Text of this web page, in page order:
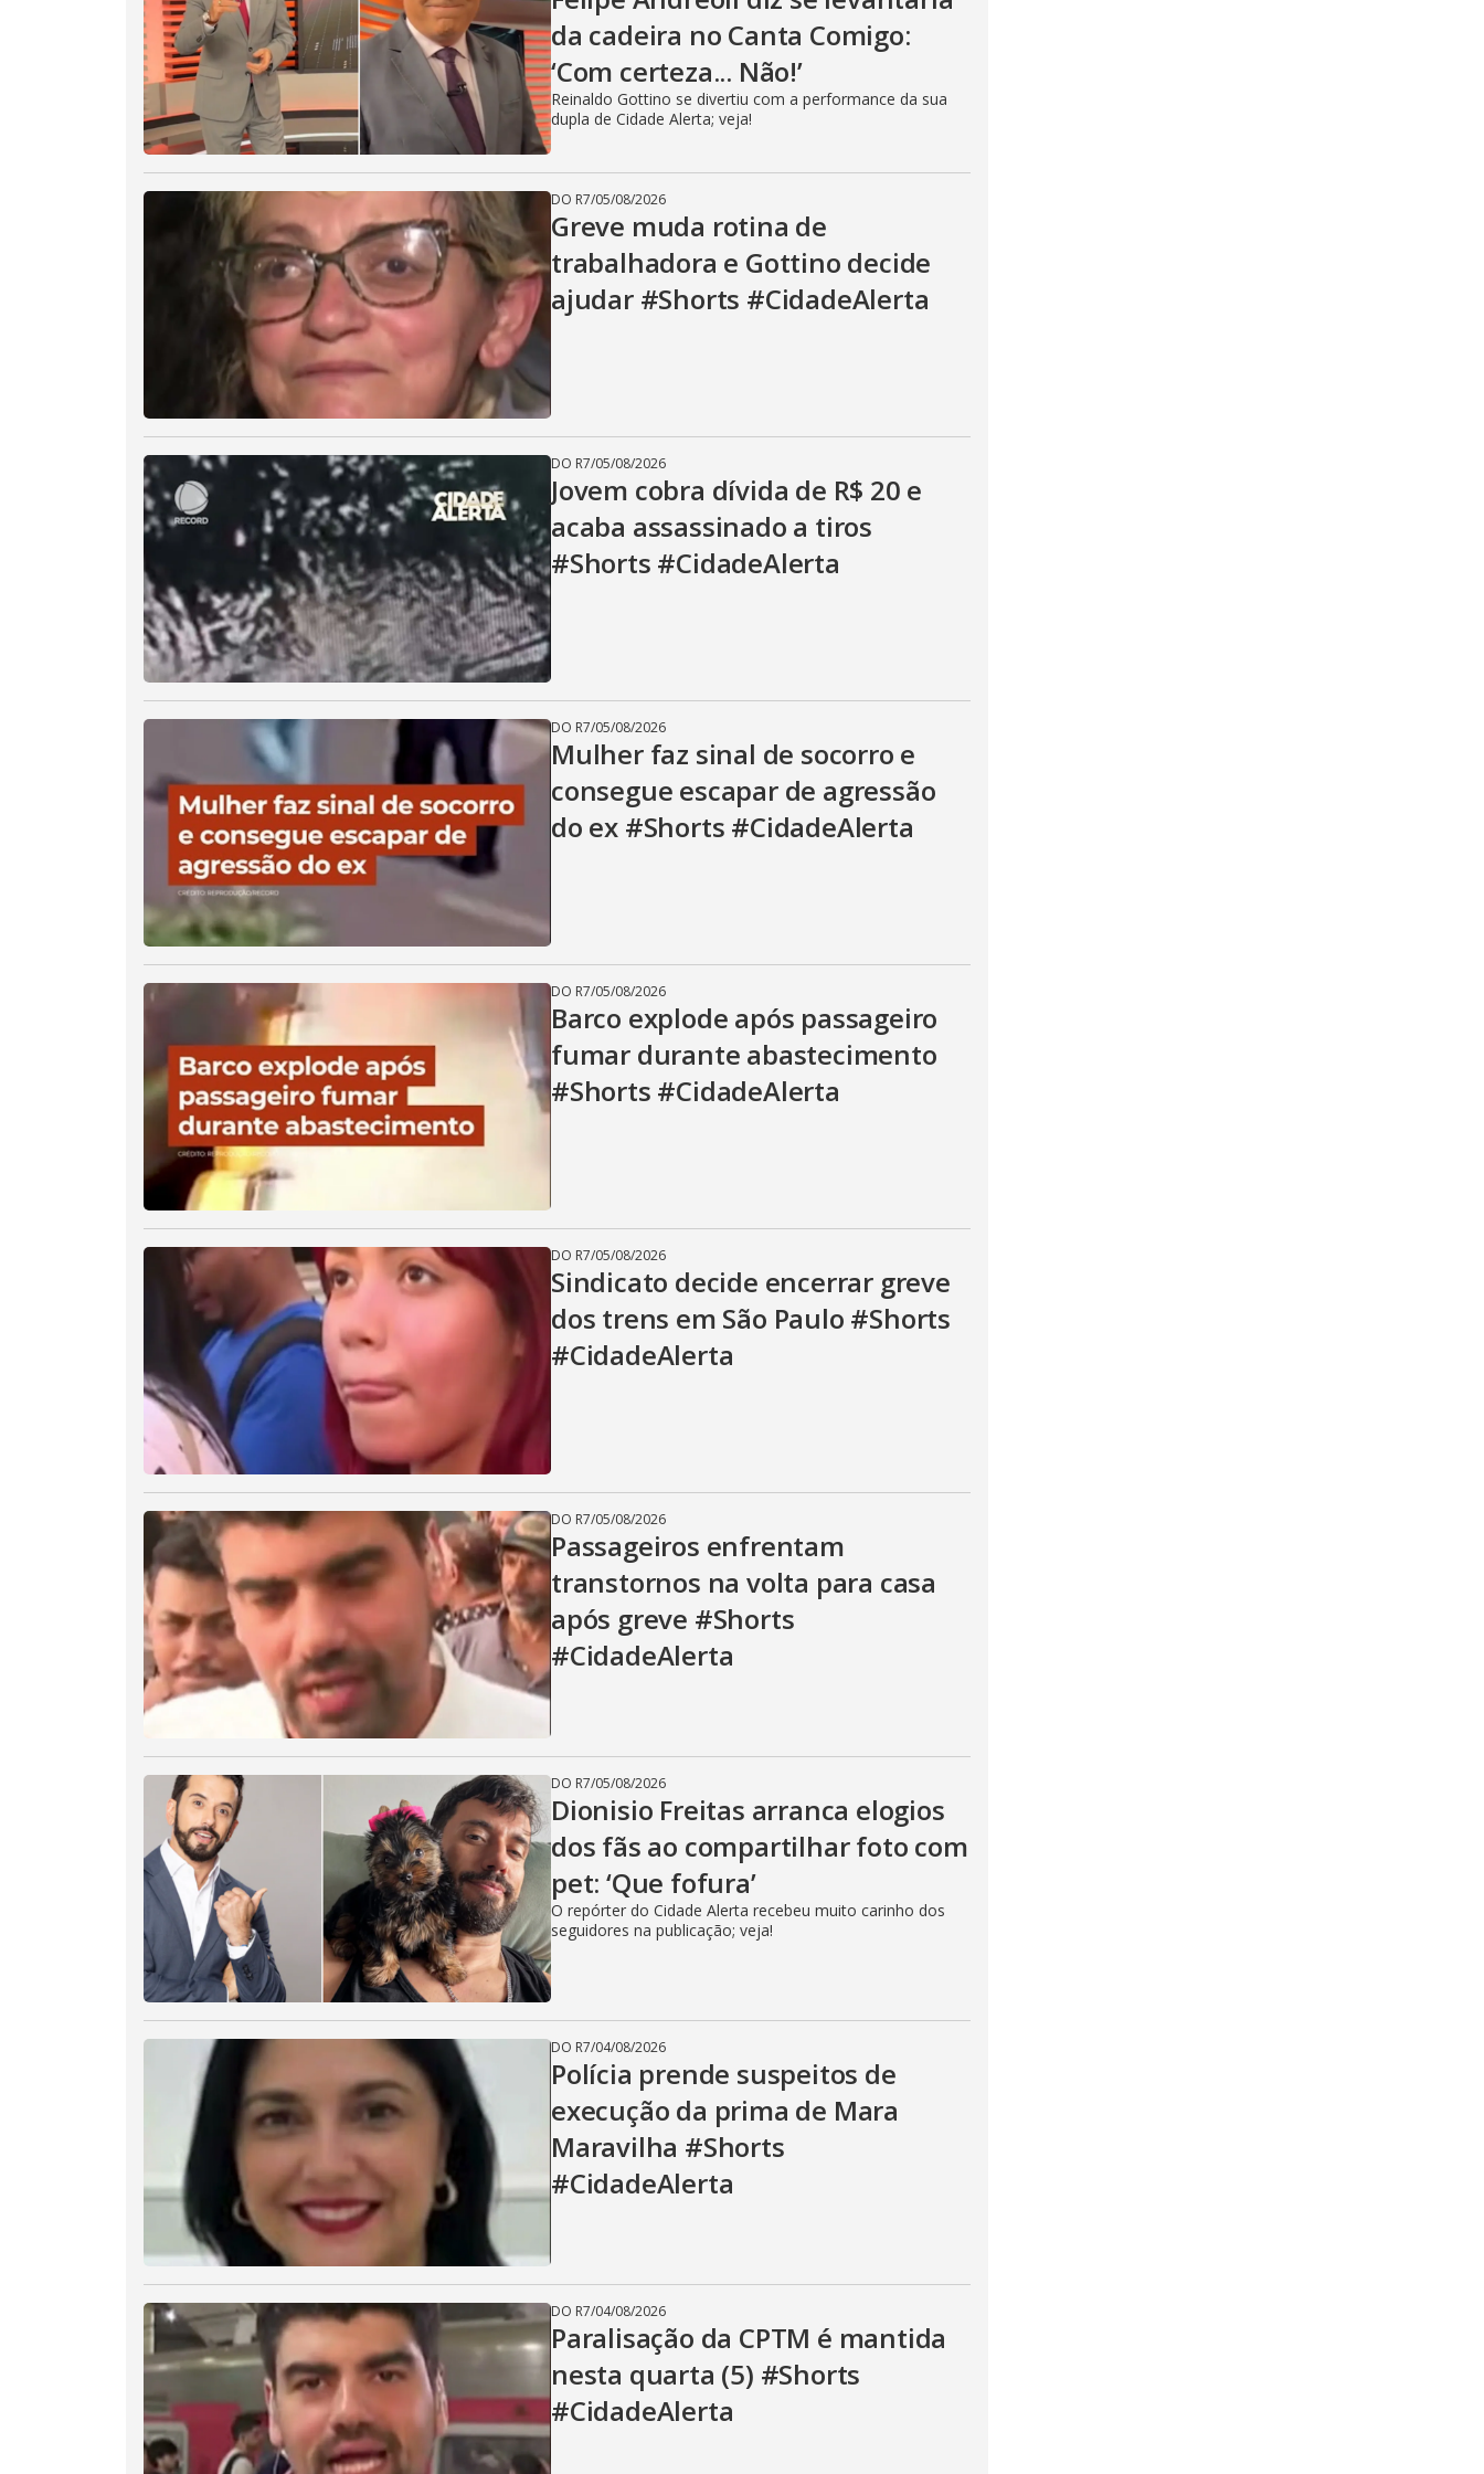
i
d
e
o
da cadeira no Canta Comigo:
‘Com certeza... Não!’
Reinaldo Gottino se divertiu com a performance da sua
dupla de Cidade Alerta; veja!
DO R7/05/08/2026
Greve muda rotina de
trabalhadora e Gottino decide
ajudar #Shorts #CidadeAlerta
DO R7/05/08/2026
Jovem cobra dívida de R$ 20 e
acaba assassinado a tiros
#Shorts #CidadeAlerta
DO R7/05/08/2026
Mulher faz sinal de socorro e
consegue escapar de agressão
do ex #Shorts #CidadeAlerta
DO R7/05/08/2026
Barco explode após passageiro
fumar durante abastecimento
#Shorts #CidadeAlerta
DO R7/05/08/2026
Sindicato decide encerrar greve
dos trens em São Paulo #Shorts
#CidadeAlerta
DO R7/05/08/2026
Passageiros enfrentam
transtornos na volta para casa
após greve #Shorts
#CidadeAlerta
DO R7/05/08/2026
Dionisio Freitas arranca elogios
dos fãs ao compartilhar foto com
pet: ‘Que fofura’
O repórter do Cidade Alerta recebeu muito carinho dos
seguidores na publicação; veja!
DO R7/04/08/2026
Polícia prende suspeitos de
execução da prima de Mara
Maravilha #Shorts
#CidadeAlerta
DO R7/04/08/2026
Paralisação da CPTM é mantida
nesta quarta (5) #Shorts
#CidadeAlerta